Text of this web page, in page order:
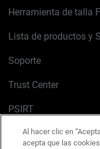
Herramienta de talla
Lista de productos y
Soporte
Trust Center
PSIRT
Política de cookies
Al hacer clic en
acepta que las